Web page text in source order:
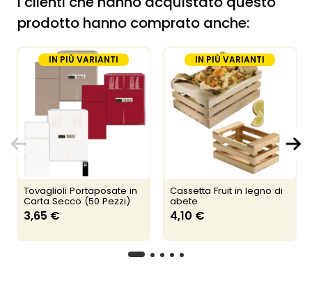
prodotto hanno comprato anche:
IN PIÙ VARIANTI
Tovaglioli Portaposate in
Carta Secco (50 Pezzi)
3,65 €
IN PIÙ VARIANTI
Cassetta Fruit in legno di
abete
4,10 €